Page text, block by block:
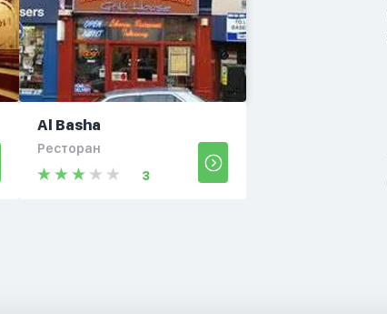
Al Basha
Ресторан
3